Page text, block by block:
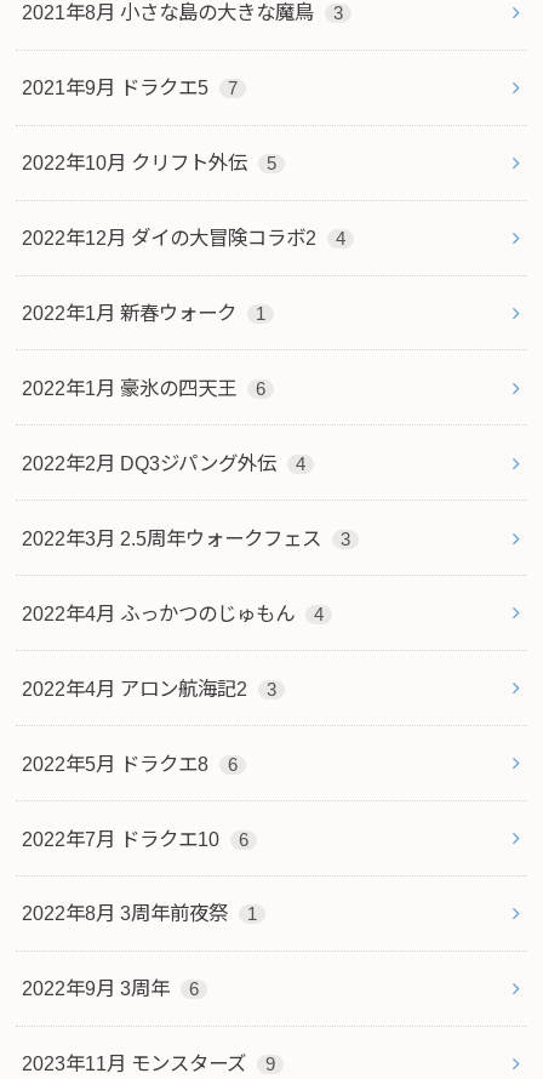
2021年8月 小さな島の大きな魔鳥 3
2021年9月 ドラクエ5 7
2022年10月 クリフト外伝 5
2022年12月 ダイの大冒険コラボ2 4
2022年1月 新春ウォーク 1
2022年1月 豪氷の四天王 6
2022年2月 DQ3ジパング外伝 4
2022年3月 2.5周年ウォークフェス 3
2022年4月 ふっかつのじゅもん 4
2022年4月 アロン航海記2 3
2022年5月 ドラクエ8 6
2022年7月 ドラクエ10 6
2022年8月 3周年前夜祭 1
2022年9月 3周年 6
2023年11月 モンスターズ 9